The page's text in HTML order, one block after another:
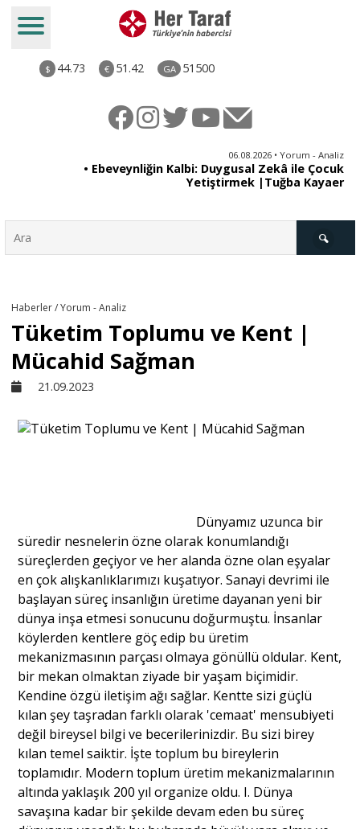
$ 44.73 € 51.42 GA 51500
06.08.2026 • Yorum - Analiz
• Ebeveynliğin Kalbi: Duygusal Zekâ ile Çocuk
Yetiştirmek |Tuğba Kayaer
Dünya
Yorum - Analiz
Söyleşi
Yazı Dizisi
Portre
Yazarlar
Haberler / Yorum - Analiz
Tüketim Toplumu ve Kent |
Mücahid Sağman
21.09.2023
Dünyamız uzunca bir
süredir nesnelerin özne olarak konumlandığı
süreçlerden geçiyor ve her alanda özne olan eşyalar
en çok alışkanlıklarımızı kuşatıyor. Sanayi devrimi ile
başlayan süreç insanlığın üretime dayanan yeni bir
dünya inşa etmesi sonucunu doğurmuştu. İnsanlar
köylerden kentlere göç edip bu üretim
mekanizmasının parçası olmaya gönüllü oldular. Kent,
bir mekan olmaktan ziyade bir yaşam biçimidir.
Kendine özgü iletişim ağı sağlar. Kentte sizi güçlü
kılan şey taşradan farklı olarak 'cemaat' mensubiyeti
değil bireysel bilgi ve becerilerinizdir. Bu sizi birey
kılan temel saiktir. İşte toplum bu bireylerin
toplamıdır. Modern toplum üretim mekanizmalarının
altında yaklaşık 200 yıl organize oldu. I. Dünya
savaşına kadar bir şekilde devam eden bu süreç